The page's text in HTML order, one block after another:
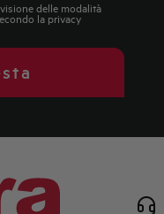
delle modalità
la privacy